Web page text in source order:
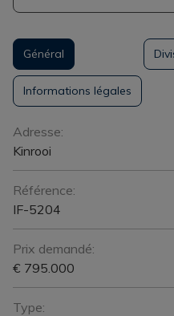
Général
Informations légales
Général
Adresse:
Kinrooi
Référence:
IF-5204
Prix demandé:
€ 795.000
Type: